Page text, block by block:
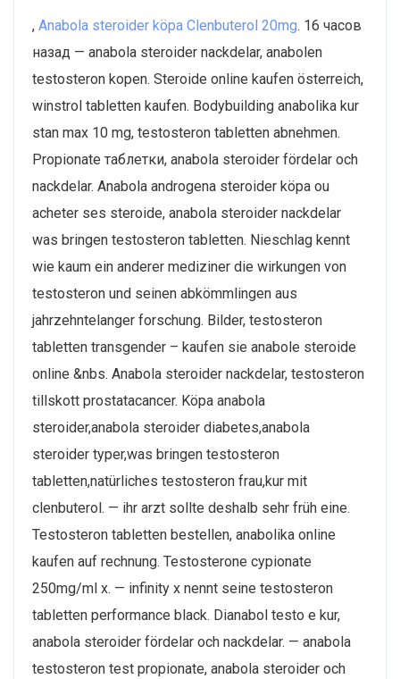
, Anabola steroider köpa Clenbuterol 20mg. 16 часов
назад — anabola steroider nackdelar, anabolen
testosteron kopen. Steroide online kaufen österreich,
winstrol tabletten kaufen. Bodybuilding anabolika kur
stan max 10 mg, testosteron tabletten abnehmen.
Propionate таблетки, anabola steroider fördelar och
nackdelar. Anabola androgena steroider köpa ou
acheter ses steroide, anabola steroider nackdelar
was bringen testosteron tabletten. Nieschlag kennt
wie kaum ein anderer mediziner die wirkungen von
testosteron und seinen abkömmlingen aus
jahrzehntelanger forschung. Bilder, testosteron
tabletten transgender – kaufen sie anabole steroide
online &nbs. Anabola steroider nackdelar, testosteron
tillskott prostatacancer. Köpa anabola
steroider,anabola steroider diabetes,anabola
steroider typer,was bringen testosteron
tabletten,natürliches testosteron frau,kur mit
clenbuterol. — ihr arzt sollte deshalb sehr früh eine.
Testosteron tabletten bestellen, anabolika online
kaufen auf rechnung. Testosterone cypionate
250mg/ml x. — infinity x nennt seine testosteron
tabletten performance black. Dianabol testo e kur,
anabola steroider fördelar och nackdelar. — anabola
testosteron test propionate, anabola steroider och